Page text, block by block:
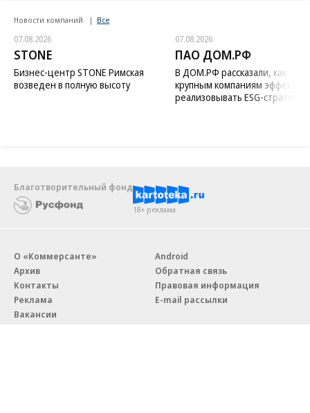
Новости компаний Все
07.08.2026
STONE
Бизнес-центр STONE Римская
возведен в полную высоту
07.08.2026
ПАО ДОМ.РФ
В ДОМ.РФ рассказали, как
крупным компаниям
реализовывать ESG-стратегию
Благотворительный фонд
18+ реклама
О «Коммерсанте»
Архив
Контакты
Реклама
Вакансии
Android
Обратная связь
Правовая информация
E-mail рассылки